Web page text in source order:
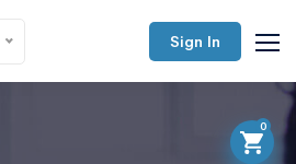
Sign In
0